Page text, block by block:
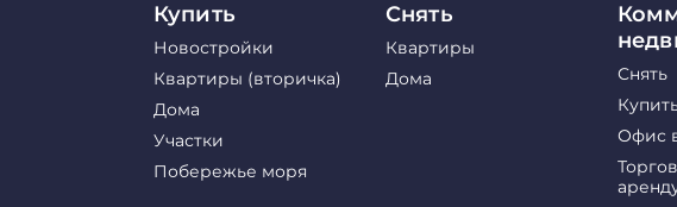
Купить
Новостройки
Квартиры (вторичка)
Дома
Участки
Побережье моря
Снять
Квартиры
Дома
Снять
Офис